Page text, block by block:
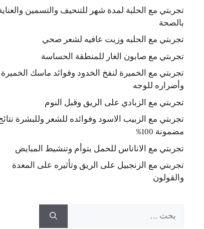
تجربتي مع الحلبة لمدة شهر للتنحيف والتسمين
بالصحة
تجربتي مع الحلبه وزيت عافيه لشعر صحي
تجربتي مع صابون الغار للمنطقة الحساسة
تجربتي مع الخميرة لنفخ الخدود وفوائد ماسك الخميرة
وأضراره للوجه
تجربتي مع الزبادي على الريق وقبل النوم
تجربتي مع الزبيب الاسود وفوائده للشعر وللبشرة
مضمونة 100%
تجربتي مع الاناناس للحمل بتوأم وتنشيط المبايض
تجربتي مع الزنجبيل على الريق وتأثيره على المعدة
والقولون
عن: